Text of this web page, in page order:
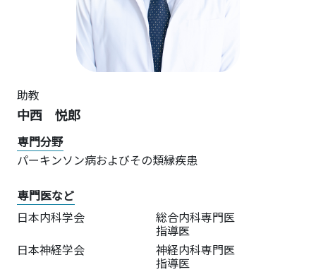
助教
中西 悦郎
専門分野
パーキンソン病およびその類縁疾患
専門医など
日本内科学会
総合内科専門医
指導医
日本神経学会
神経内科専門医
指導医